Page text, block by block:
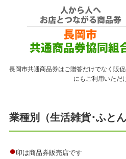
長岡市共通商品券はご贈答だけでなく販
にもご利用いただ
業種別（生活雑貨･ふと
●印は商品券販売店です